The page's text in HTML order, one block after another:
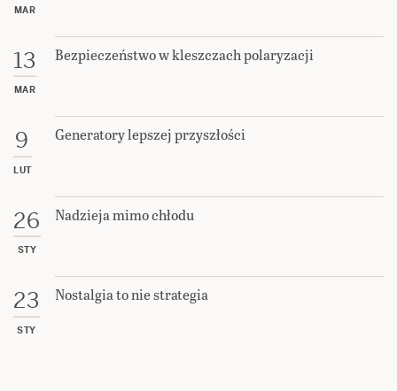
MAR
13
MAR
Bezpieczeństwo w kleszczach polaryzacji
9
LUT
Generatory lepszej przyszłości
26
STY
Nadzieja mimo chłodu
23
STY
Nostalgia to nie strategia